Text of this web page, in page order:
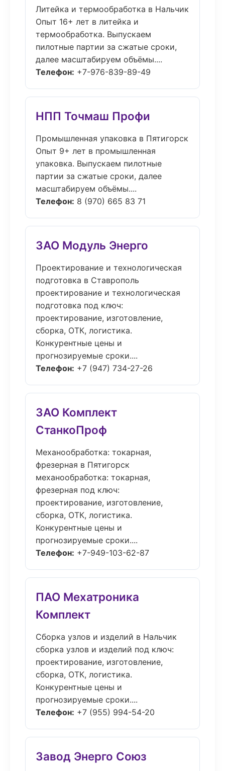
Литейка и термообработка в Нальчик
Опыт 16+ лет в литейка и
термообработка. Выпускаем
пилотные партии за сжатые сроки,
далее масштабируем объёмы....
Телефон: +7-976-839-89-49
НПП Точмаш Профи
Промышленная упаковка в Пятигорск
Опыт 9+ лет в промышленная
упаковка. Выпускаем пилотные
партии за сжатые сроки, далее
масштабируем объёмы....
Телефон: 8 (970) 665 83 71
ЗАО Модуль Энерго
Проектирование и технологическая
подготовка в Ставрополь
проектирование и технологическая
подготовка под ключ:
проектирование, изготовление,
сборка, ОТК, логистика.
Конкурентные цены и
прогнозируемые сроки....
Телефон: +7 (947) 734-27-26
ЗАО Комплект
СтанкоПроф
Механообработка: токарная,
фрезерная в Пятигорск
механообработка: токарная,
фрезерная под ключ:
проектирование, изготовление,
сборка, ОТК, логистика.
Конкурентные цены и
прогнозируемые сроки....
Телефон: +7-949-103-62-87
ПАО Мехатроника
Комплект
Сборка узлов и изделий в Нальчик
сборка узлов и изделий под ключ:
проектирование, изготовление,
сборка, ОТК, логистика.
Конкурентные цены и
прогнозируемые сроки....
Телефон: +7 (955) 994-54-20
Завод Энерго Союз